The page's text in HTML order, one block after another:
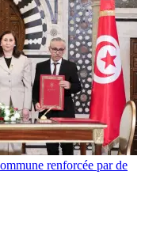
renforcée par de